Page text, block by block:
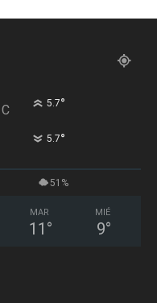
C 5.7°
5.7°
51%
MAR
11 °
MIÉ
9°